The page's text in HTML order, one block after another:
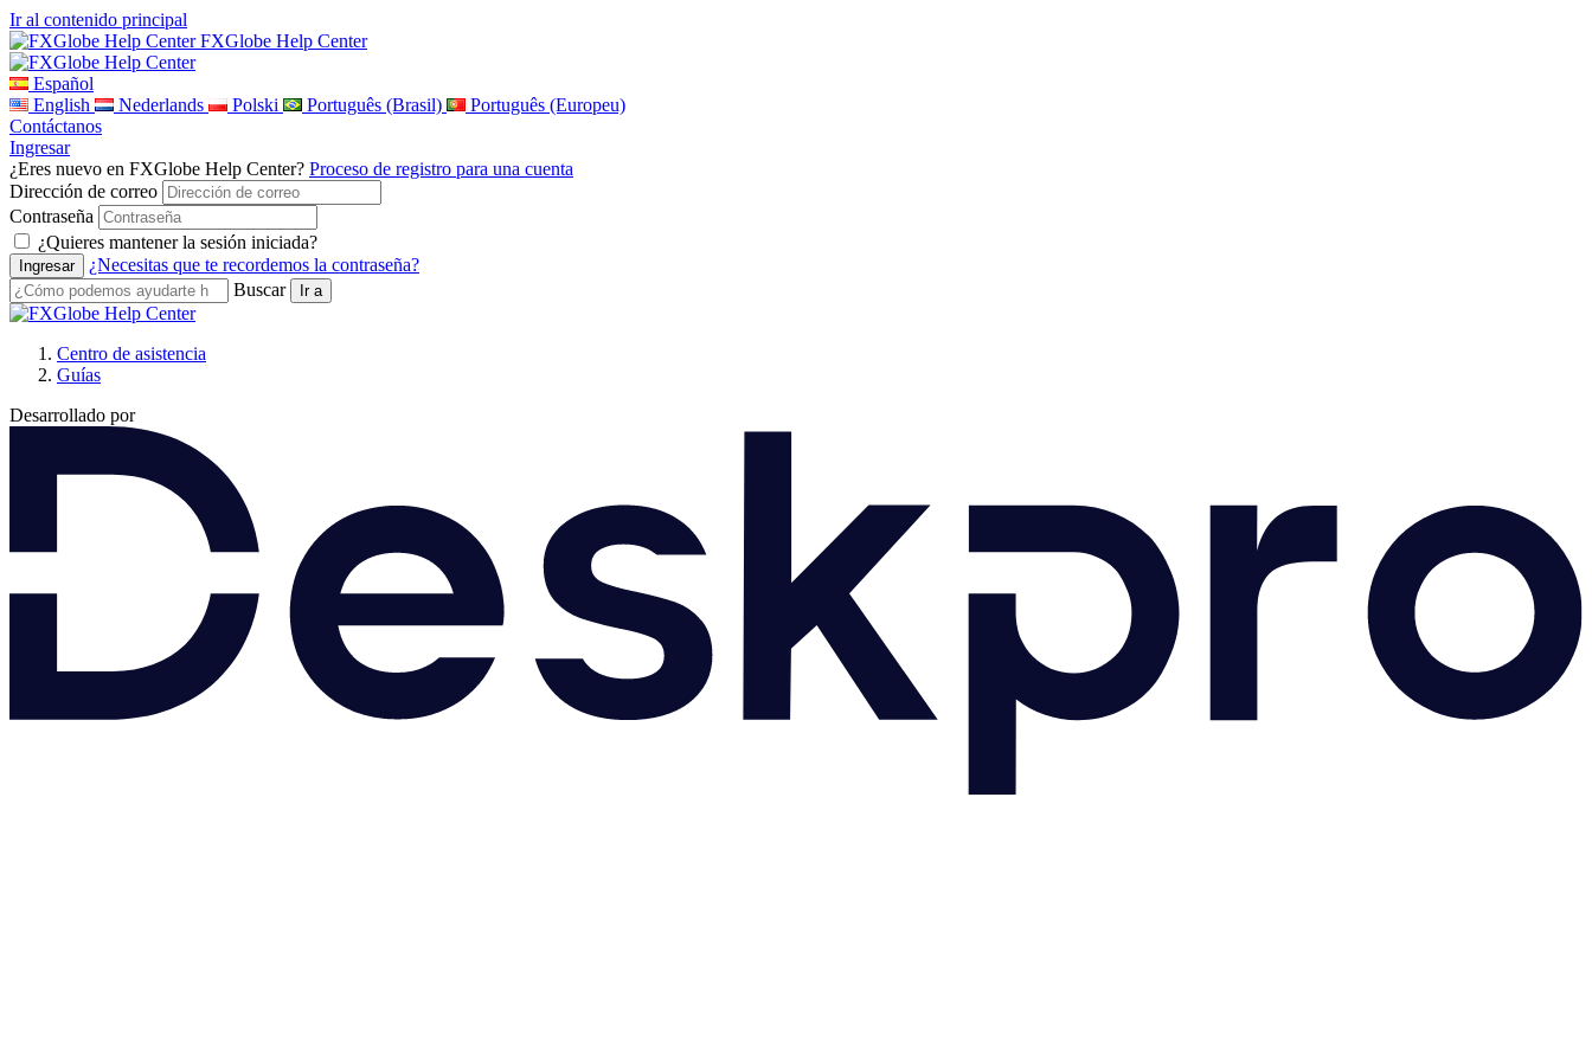
Ir al contenido principal
FXGlobe Help Center
Español
English
Nederlands Polski Português (Brasil)
Português (Europeu)
Contáctanos
Ingresar
¿Eres nuevo en FXGlobe Help Center? Proceso de registro para una cuenta
Dirección de correo
Contraseña
¿Quieres mantener la sesión iniciada?
¿Necesitas que te recordemos la contraseña?
Buscar
Centro de asistencia
Guías
Desarrollado por